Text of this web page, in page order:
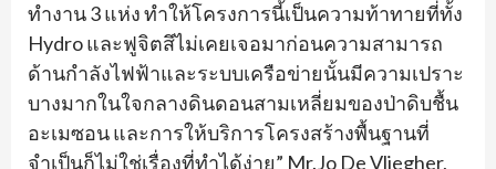
ทำงาน 3 แห่ง ทำให้โครงการนี้เป็นความท้าทายที่ทั้ง
Hydro และฟูจิตสึไม่เคยเจอมาก่อนความสามารถ
ด้านกำลังไฟฟ้าและระบบเครือข่ายนั้นมีความเปราะ
บางมากในใจกลางดินดอนสามเหลี่ยมของป่าดิบชื้น
อะเมซอน และการให้บริการโครงสร้างพื้นฐานที่
จำเป็นก็ไม่ใช่เรื่องที่ทำได้ง่าย” Mr.Jo De Vliegher,